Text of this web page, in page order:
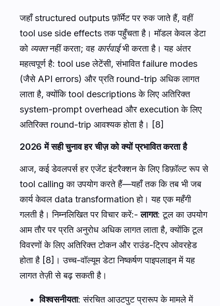
जहाँ structured outputs फ़ॉर्मेट पर रुक जाते हैं, वहीं
tool use side effectsतक पहुँचता है। मॉडल केवल डेटा
को व्यक्तनहीं करता; वह कार्रवाईभी करता है। यह अंतर
महत्वपूर्ण है: tool use लेटेंसी, संभावित failure modes
(जैसे API errors) और प्रति round-trip अधिक लागत
लाता है, क्योंकि tool descriptions के लिए अतिरिक्त
system-prompt overhead और execution के लिए
अतिरिक्त round-trip आवश्यक होता है। [8]
2026 में सही चुनाव हर चीज़ को क्यों प्रभावित करता है
आज, कई डेवलपर्स हर एजेंट इंटरैक्शन के लिए डिफ़ॉल्ट रूप से
tool calling का उपयोग करते हैं—यहाँ तक कि तब भी जब
कार्य केवल data transformation हो। यह एक महँगी
गलती है। निम्नलिखित पर विचार करें:-लागत: टूल का उपयोग
आम तौर पर प्रति अनुरोध अधिक लागत लाता है, क्योंकि टूल
विवरणों के लिए अतिरिक्त टोकन और राउंड-ट्रिप ओवरहेड
होता है [8]। उच्च-वॉल्यूम डेटा निष्कर्षण पाइपलाइन में यह
लागत तेज़ी से बढ़ सकती है।
विश्वसनीयता: संरचित आउटपुट प्रारूप के मामले में